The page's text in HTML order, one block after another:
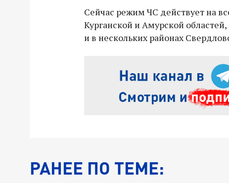
Сейчас режим ЧС действует на
Курганской и Амурской
и в нескольких районах
РАНЕЕ ПО ТЕМЕ: